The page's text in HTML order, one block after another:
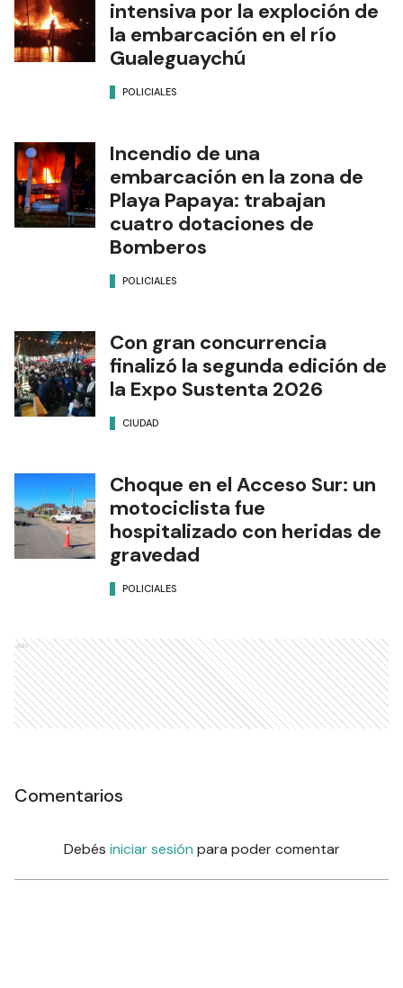
intensiva por la exploción de
la embarcación en el río
Gualeguaychú
POLICIALES
Incendio de una
embarcación en la zona de
Playa Papaya: trabajan
cuatro dotaciones de
Bomberos
POLICIALES
Con gran concurrencia
finalizó la segunda edición de
la Expo Sustenta 2026
CIUDAD
Choque en el Acceso Sur: un
motociclista fue
hospitalizado con heridas de
gravedad
POLICIALES
Ads
Comentarios
Debés iniciar sesión para poder comentar